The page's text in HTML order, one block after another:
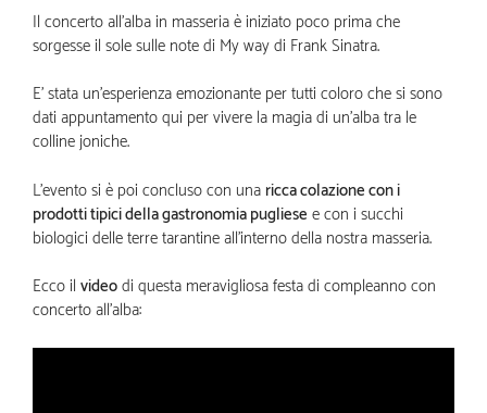
Il concerto all’alba in masseria è iniziato poco prima che
sorgesse il sole sulle note di My way di Frank Sinatra.
E’ stata un’esperienza emozionante per tutti coloro che si sono
dati appuntamento qui per vivere la magia di un’alba tra le
colline joniche.
L’evento si è poi concluso con una ricca colazione con i
prodotti tipici della gastronomia pugliese e con i succhi
biologici delle terre tarantine all’interno della nostra masseria.
Ecco il videodi questa meravigliosa festa di compleanno con
concerto all’alba: